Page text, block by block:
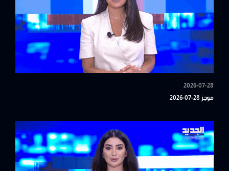
2026-07-28
موجز 28-07-2026